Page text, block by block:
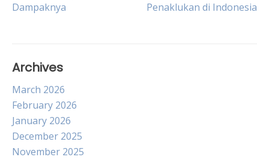
navigation
Dampaknya
Penaklukan di Indonesia
Archives
March 2026
February 2026
January 2026
December 2025
November 2025